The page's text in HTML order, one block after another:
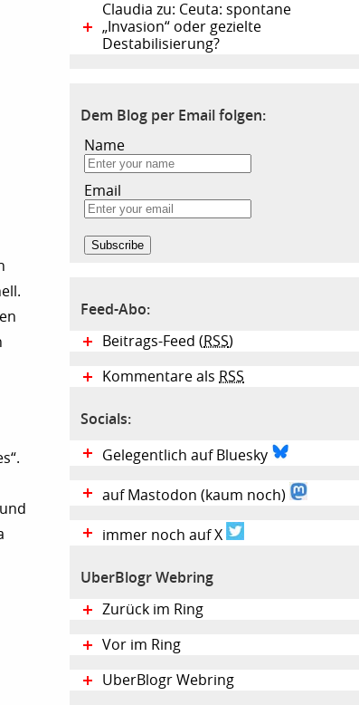
Claudia zu: Ceuta: spontane
„Invasion“ oder gezielte
Destabilisierung?
Dem Blog per Email folgen:
Name
Email
Feed-Abo:
Beitrags-Feed (RSS)
Kommentare als RSS
Socials:
Gelegentlich auf Bluesky
auf Mastodon (kaum noch)
immer noch auf X
UberBlogr Webring
Zurück im Ring
Vor im Ring
UberBlogr Webring